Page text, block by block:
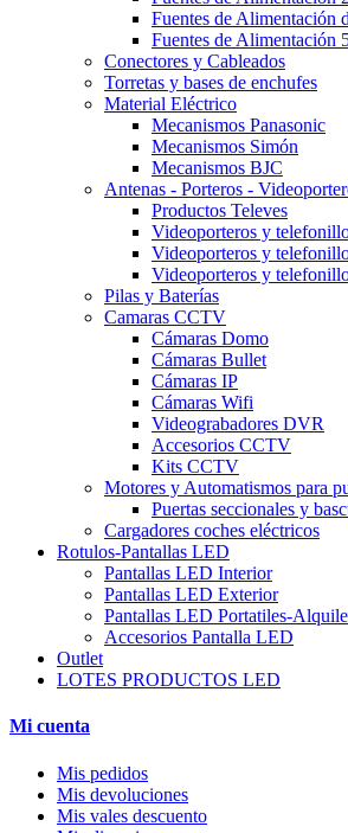
Fuentes de Alimentación
Fuentes de Alimentación
Conectores y Cableados
Torretas y bases de enchufes
Material Eléctrico
Mecanismos Panasonic
Mecanismos Simón
Mecanismos BJC
Antenas - Porteros -
Productos Televes
Videoporteros y
Videoporteros y
Videoporteros y
Pilas y Baterías
Camaras CCTV
Cámaras Domo
Cámaras Bullet
Cámaras IP
Cámaras Wifi
Videograbadores DVR
Accesorios CCTV
Kits CCTV
Motores y Automatismos para
Puertas seccionales y
Cargadores coches eléctricos
Rotulos-Pantallas LED
Pantallas LED Interior
Pantallas LED Exterior
Pantallas LED Portatiles-
Accesorios Pantalla LED
Outlet
LOTES PRODUCTOS LED
Mi cuenta
Mis pedidos
Mis devoluciones
Mis vales descuento